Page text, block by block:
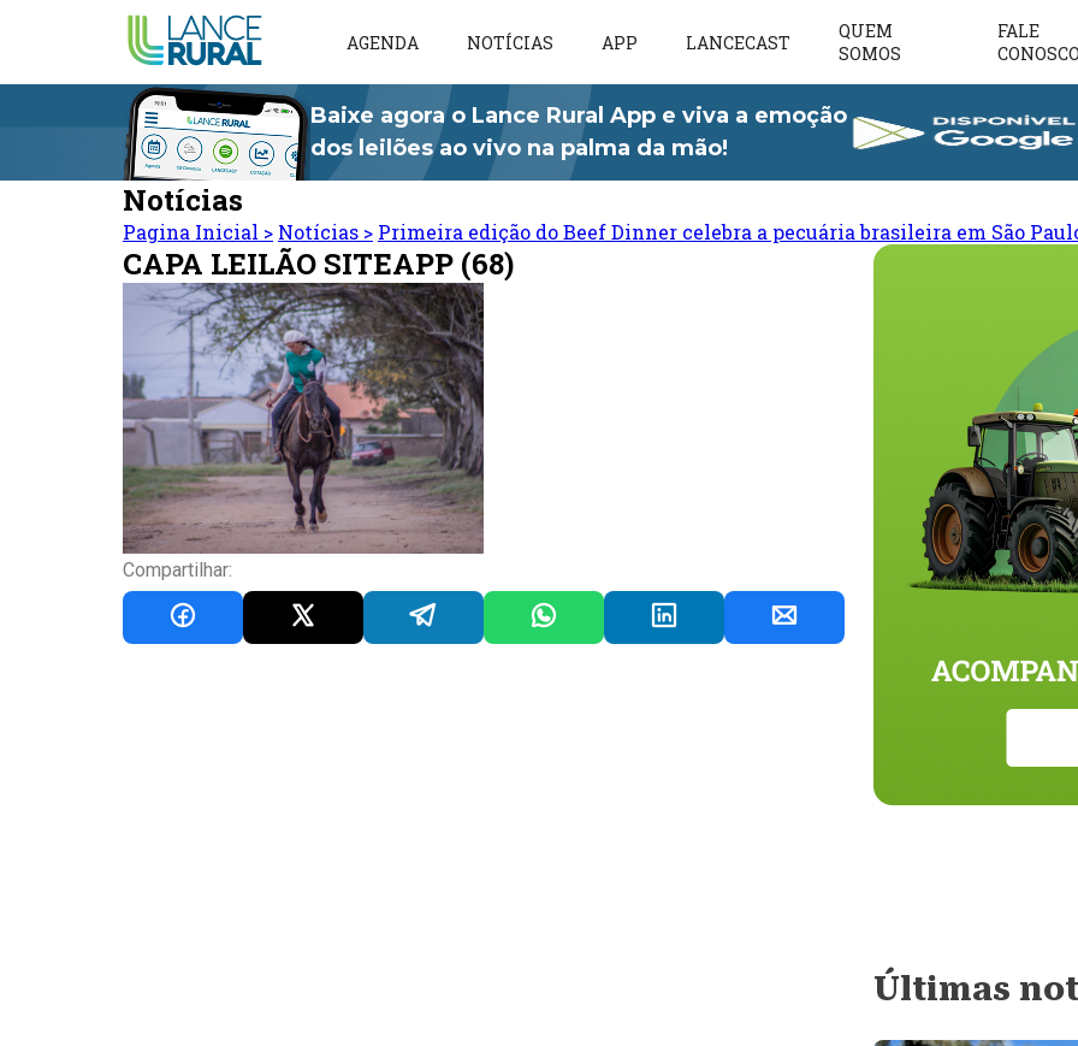
AGENDA NOTÍCIAS APP LANCECAST
QUEM
SOMOS
FALE
CONOSCO
Baixe agora o Lance Rural App e viva a emoção
dos leilões ao vivo na palma da mão!
Notícias
Pagina Inicial > Notícias > Primeira edição do Beef Dinner celebra a pecuária brasileira em São
CAPA LEILÃO SITEAPP (68)
Compartilhar:
Últimas